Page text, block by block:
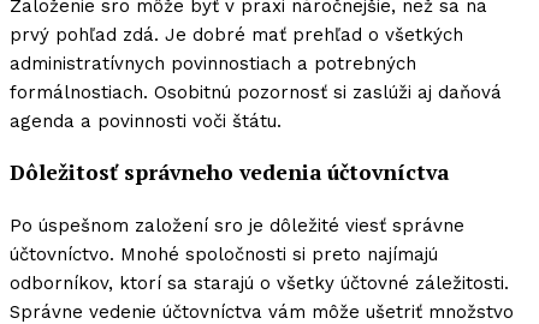
Založenie sro môže byť v praxi náročnejšie, než sa na
prvý pohľad zdá. Je dobré mať prehľad o všetkých
administratívnych povinnostiach a potrebných
formálnostiach. Osobitnú pozornosť si zaslúži aj daňová
agenda a povinnosti voči štátu.
Dôležitosť správneho vedenia účtovníctva
Po úspešnom založení sro je dôležité viesť správne
účtovníctvo. Mnohé spoločnosti si preto najímajú
odborníkov, ktorí sa starajú o všetky účtovné záležitosti.
Správne vedenie účtovníctva vám môže ušetriť množstvo